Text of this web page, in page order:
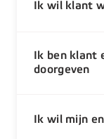
Ik wil klant
Ik ben klant
doorgeven
Ik wil mijn